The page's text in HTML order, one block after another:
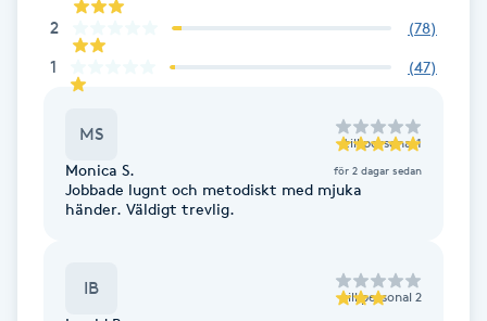
Fet hårbotten
Fettreducering
Fibromassage
Fotmassage
2 (78)
1 (47)
MS till personal 1
Monica S. för 2 dagar sedan
Jobbade lugnt och metodiskt med mjuka
händer. Väldigt trevlig.
IB till personal 2